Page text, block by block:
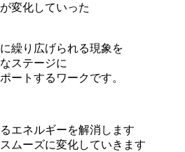
変化していった
繰り広げられる現象を
ステージに
ートするワークです。
エネルギーを解消します
ムーズに変化していきます